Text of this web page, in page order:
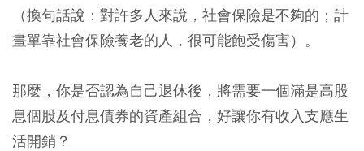
（換句話說：對許多人來說，社會保險是不夠的；計
畫單靠社會保險養老的人，很可能飽受傷害）。
那麼，你是否認為自己退休後，將需要一個滿是高股
息個股及付息債券的資產組合，好讓你有收入支應生
活開銷？